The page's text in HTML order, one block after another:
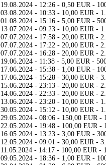
19.08.2024 - 12:26 - 0,50 EUR -
03.08.2024 - 10:33 - 10,00 EUR -
01.08.2024 - 15:16 - 5,00 EUR -
13.07.2024 - 09:23 - 10,00 EUR -
07.07.2024 - 17:58 - 20,00 EUR -
07.07.2024 - 17:22 - 20,00 EUR -
07.07.2024 - 16:28 - 20,00 EUR -
19.06.2024 - 11:38 - 5,00 EUR -
17.06.2024 - 15:38 - 1,00 EUR -
17.06.2024 - 15:28 - 30,00 EUR -
15.06.2024 - 23:13 - 20,00 EUR -
14.06.2024 - 22:33 - 20,00 EUR -
13.06.2024 - 23:20 - 10,00 EUR -
30.05.2024 - 15:12 - 10,00 EUR -
29.05.2024 - 08:06 - 150,00 EUR -
22.05.2024 - 19:48 - 100,00 EUR -
16.05.2024 - 13:23 - 3,00 EUR -
12.05.2024 - 09:01 - 30,00 EUR -
11.05.2024 - 14:17 - 100,00 EUR -
09.05.2024 - 18:36 - 1,00 EUR -